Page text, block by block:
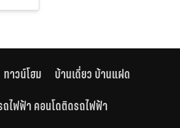
ทาวน์โฮม
บ้านเดี่ยว บ้านแฝด
ถไฟฟ้า คอนโดติดรถไฟฟ้า